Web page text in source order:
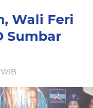
Wali Feri
Sumbar
WIB